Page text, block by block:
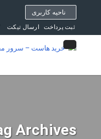
ناحیه کاربری
ثبت پرداخت
ارسال تیکت
مرکز آموزش